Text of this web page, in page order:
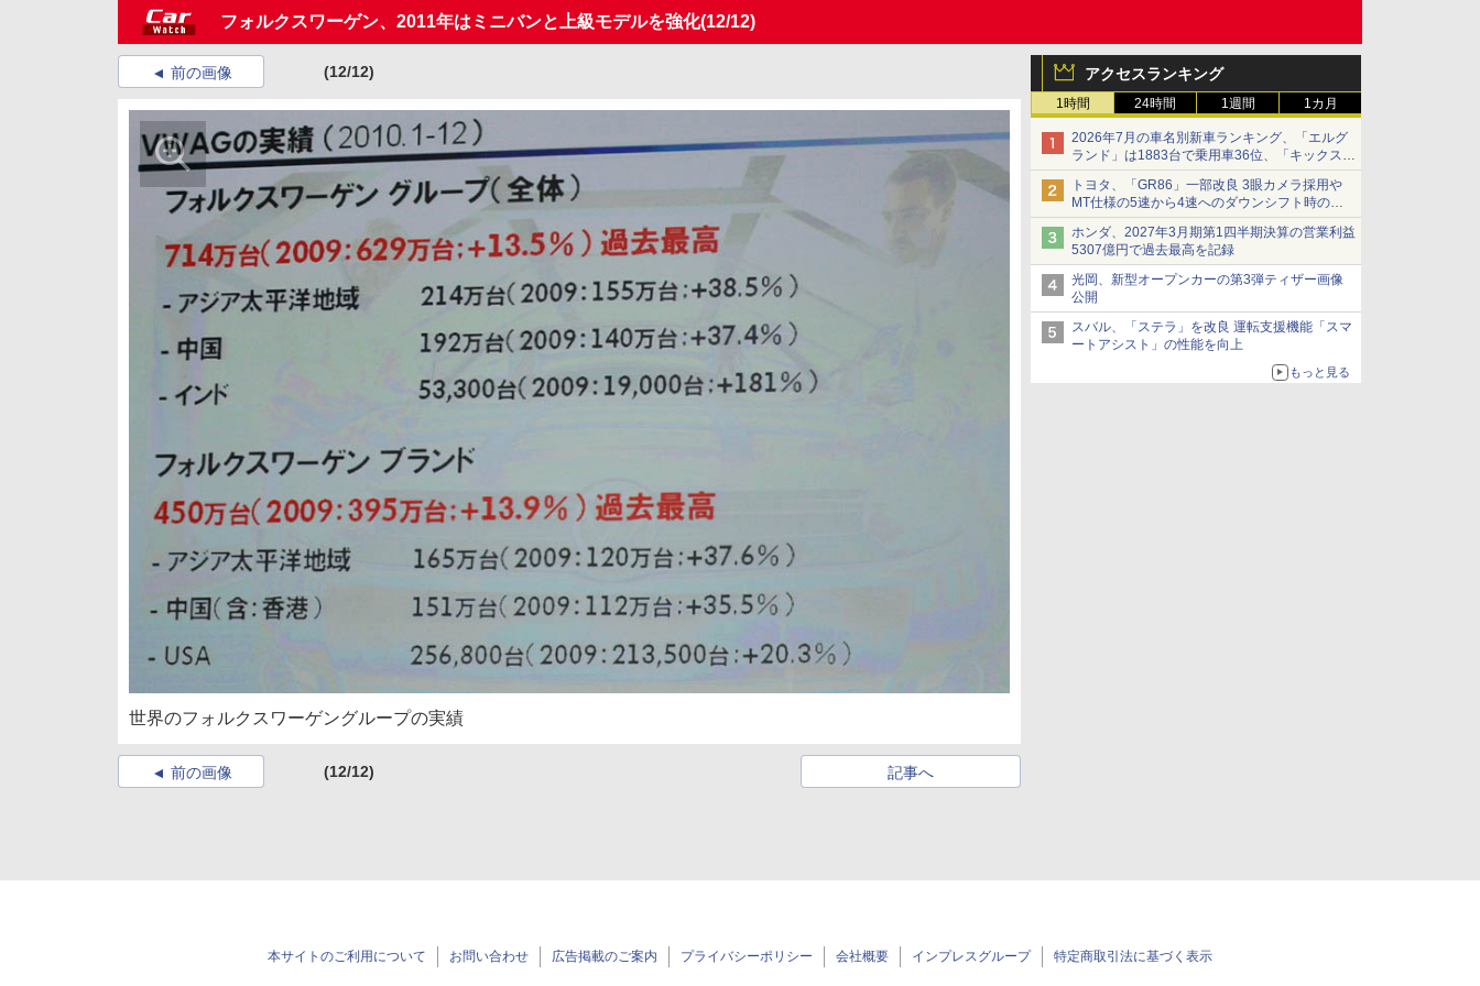
フォルクスワーゲン、2011年はミニバンと上級モデルを強化(12/12)
アクセスランキング
1時間 24時間 1週間 1カ月
2026年7月の車名別新車ランキング、「エルグ
ランド」は1883台で乗用車36位、「キックス」
は2591台で27位に
トヨタ、「GR86」一部改良 3眼カメラ採用や
MT仕様の5速から4速へのダウンシフト時の操
作性向上など
ホンダ、2027年3月期第1四半期決算の営業利益
5307億円で過去最高を記録
光岡、新型オープンカーの第3弾ティザー画像
公開
スバル、「ステラ」を改良 運転支援機能「スマ
ートアシスト」の性能を向上
もっと見る
前の画像 (12/12)
世界のフォルクスワーゲングループの実績
前の画像 (12/12) 記事へ
本サイトのご利用について お問い合わせ 広告掲載のご案内 プライバシーポリシー 会社概要 インプレスグループ 特定商取引法に基づく表示